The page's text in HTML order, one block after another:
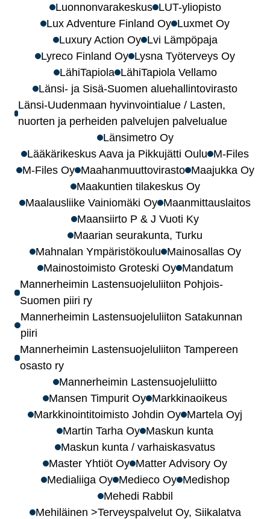
Luonnonvarakeskus LUT-yliopisto
Lux Adventure Finland Oy Luxmet Oy
Luxury Action Oy Lvi Lämpöpaja
Lyreco Finland Oy Lysna Työterveys Oy
LähiTapiola LähiTapiola Vellamo
Länsi- ja Sisä-Suomen aluehallintovirasto
Länsi-Uudenmaan hyvinvointialue / Lasten,
nuorten ja perheiden palvelujen palvelualue
Länsimetro Oy
Lääkärikeskus Aava ja Pikkujätti Oulu M-Files
M-Files Oy Maahanmuuttovirasto Maajukka Oy
Maakuntien tilakeskus Oy
Maalausliike Vainiomäki Oy Maanmittauslaitos
Maansiirto P & J Vuoti Ky
Maarian seurakunta, Turku
Mahnalan Ympäristökoulu Mainosallas Oy
Mainostoimisto Groteski Oy Mandatum
Mannerheimin Lastensuojeluliiton Pohjois-
Suomen piiri ry
Mannerheimin Lastensuojeluliiton Satakunnan
piiri
Mannerheimin Lastensuojeluliiton Tampereen
osasto ry
Mannerheimin Lastensuojeluliitto
Mansen Timpurit Oy Markkinaoikeus
Markkinointitoimisto Johdin Oy Martela Oyj
Martin Tarha Oy Maskun kunta
Maskun kunta / varhaiskasvatus
Master Yhtiöt Oy Matter Advisory Oy
Medialiiga Oy Medieco Oy Medishop
Mehedi Rabbil
Mehiläinen >Terveyspalvelut Oy, Siikalatva